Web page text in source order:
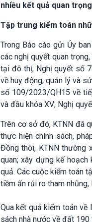
nhiều kết quả quan
Tập trung kiểm toán
Trong Báo cáo gửi Ủy
các nghị quyết quan
tại đô thị; Nghị quyết số
về huy động, quản lý và
số 109/2023/QH15 về
và đầu khóa XV; Nghị
Trên cơ sở đó, KTNN đã
thực hiện chính sách,
Đồng thời, KTNN thường
quan; xây dựng kế
quả. Các cuộc kiểm toán
tiềm ẩn rủi ro tham nhũng,
Qua kết quả kiểm toán
sách nhà nước về đất